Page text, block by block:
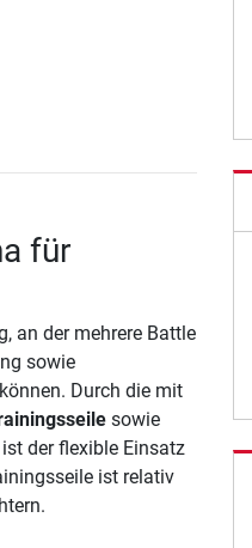
für
an der mehrere Battle
sowie
Durch die mit
sowie
der flexible Einsatz
ist relativ